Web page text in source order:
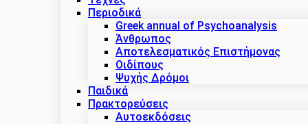
Περιοδικά
Greek annual of Psychoanalysis
Άνθρωπος
Αποτελεσματικός Επιστήμονας
Οιδίπους
Ψυχής Δρόμοι
Παιδικά
Πρακτoρεύσεις
Αυτοεκδόσεις